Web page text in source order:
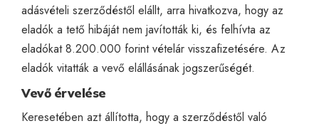
adásvételi szerződéstől elállt, arra hivatkozva, hogy az
eladók a tető hibáját nem javították ki, és felhívta az
eladókat 8.200.000 forint vételár visszafizetésére. Az
eladók vitatták a vevő elállásának jogszerűségét.
Vevő érvelése
Keresetében azt állította, hogy a szerződéstől való